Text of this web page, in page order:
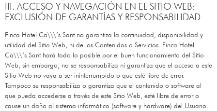
III. ACCESO Y NAVEGACIÓN EN EL SITIO WEB:
EXCLUSIÓN DE GARANTÍAS Y RESPONSABILIDAD
Finca Hotel Ca\\\’s Santno garantiza la continuidad, disponibilidad y
utilidad del Sitio Web, ni de los Contenidos o Servicios. Finca Hotel
Ca\\\’s Santhará todo lo posible por el buen funcionamiento del Sitio
Web, sin embargo, no se responsabiliza ni garantiza que el acceso a este
Sitio Web no vaya a ser ininterrumpido o que esté libre de error.
Tampoco se responsabiliza o garantiza que el contenido o software al
que pueda accederse a través de este Sitio Web, esté libre de error o
cause un daño al sistema informático (software y hardware) del Usuario.